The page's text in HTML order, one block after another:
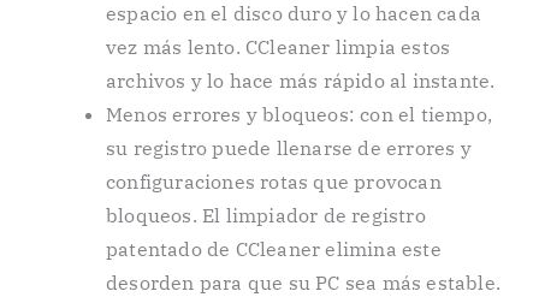
espacio en el disco duro y lo hacen cada
vez más lento. CCleaner limpia estos
archivos y lo hace más rápido al instante.
Menos errores y bloqueos: con el tiempo,
su registro puede llenarse de errores y
configuraciones rotas que provocan
bloqueos. El limpiador de registro
patentado de CCleaner elimina este
desorden para que su PC sea más estable.